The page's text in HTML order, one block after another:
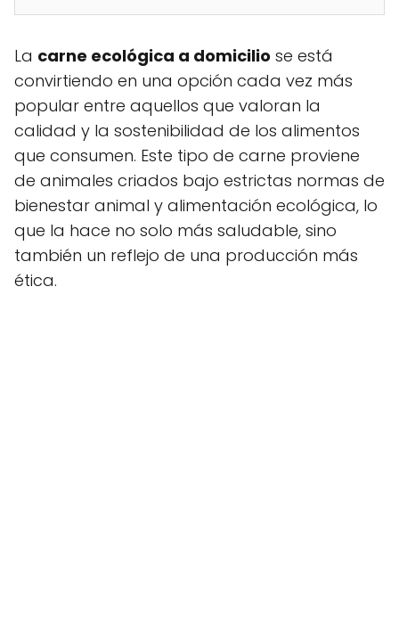
La carne ecológica a domicilio se está
convirtiendo en una opción cada vez más
popular entre aquellos que valoran la
calidad y la sostenibilidad de los alimentos
que consumen. Este tipo de carne proviene
de animales criados bajo estrictas normas de
bienestar animal y alimentación ecológica, lo
que la hace no solo más saludable, sino
también un reflejo de una producción más
ética.